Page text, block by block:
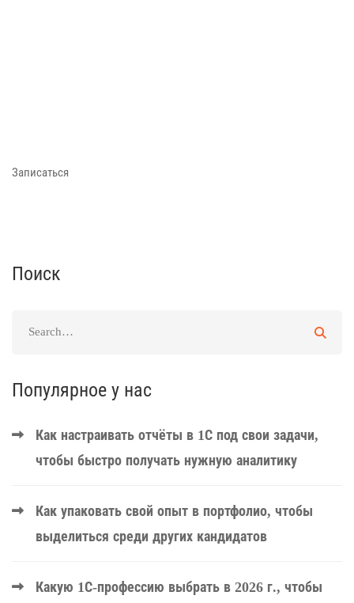
Записаться
Поиск
Популярное у нас
Как настраивать отчёты в 1С под свои задачи,
чтобы быстро получать нужную аналитику
Как упаковать свой опыт в портфолио, чтобы
выделиться среди других кандидатов
Какую 1С-профессию выбрать в 2026 г., чтобы